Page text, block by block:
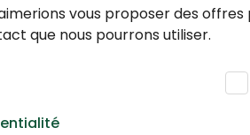
vous proposer des
que nous pourrons utiliser.